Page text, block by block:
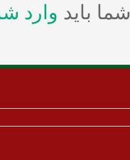
شما باید وارد